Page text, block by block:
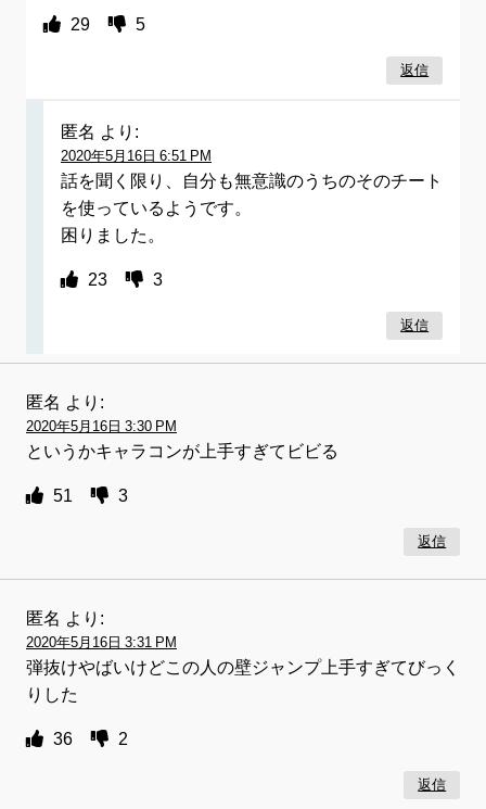
29 5
返信
匿名 より:
2020年5月16日 6:51 PM
話を聞く限り、自分も無意識のうちのそのチート
を使っているようです。
困りました。
23 3
返信
匿名 より:
2020年5月16日 3:30 PM
というかキャラコンが上手すぎてビビる
51 3
返信
匿名 より:
2020年5月16日 3:31 PM
弾抜けやばいけどこの人の壁ジャンプ上手すぎてびっく
りした
36 2
返信